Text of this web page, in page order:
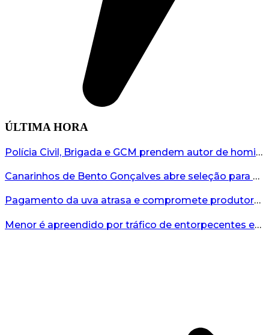
ÚLTIMA HORA
Polícia Civil, Brigada e GCM prendem autor de homicídio em Bento Gonçalves...
Canarinhos de Bento Gonçalves abre seleção para novos integrantes...
Pagamento da uva atrasa e compromete produtores...
Menor é apreendido por tráfico de entorpecentes em Veranópolis...